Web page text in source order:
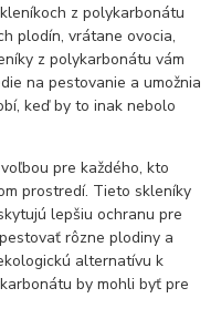
z polykarbonátu
plodín, vrátane ovocia,
z polykarbonátu vám
na pestovanie a umožnia
keď by to inak nebolo
pre každého, kto
prostredí. Tieto skleníky
lepšiu ochranu pre
rôzne plodiny a
alternatívu k
by mohli byť pre